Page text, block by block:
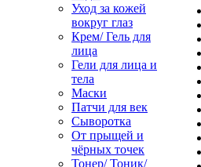
Уход за кожей
вокруг глаз
Крем/ Гель для
лица
Гели для лица и
тела
Маски
Патчи для век
Сыворотка
От прыщей и
чёрных точек
Тонер/ Тоник/